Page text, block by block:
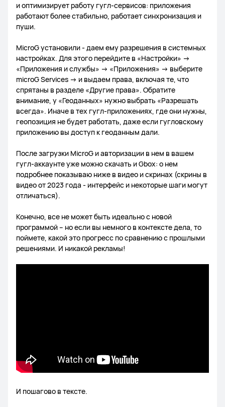
FreeBuds Lipstick FreeBuds 4i FreeBuds Pro 2
HUAWEI FreeClip FreeBuds 4
Умные весы HUAWEI Scale 3
и оптимизирует работу гугл-сервисов: приложения
работают более стабильно, работает синхронизация и
пуши.
MicroG установили - даем ему разрешения в системных
настройках. Для этого перейдите в «Настройки» →
«Приложения и службы» → «Приложения» → выберите
microG Services → и выдаем права, включая те, что
спрятаны в разделе «Другие права». Обратите
внимание, у «Геоданных» нужно выбрать «Разрешать
всегда». Иначе в тех гугл-приложениях, где они нужны,
геопозиция не будет работать, даже если гугловскому
приложению вы доступ к геоданным дали.
После загрузки MicroG и авторизации в нем в вашем
гугл-аккаунте уже можно скачать и Gbox: о нем
подробнее показываю ниже в видео и скринах (скрины в
видео от 2023 года - интерфейс и некоторые шаги могут
отличаться).
​Конечно, все не может быть идеально с новой
программой – но если вы немного в контексте дела, то
поймете, какой это прогресс по сравнению с прошлыми
решениями. И никакой рекламы!
И пошагово в тексте.